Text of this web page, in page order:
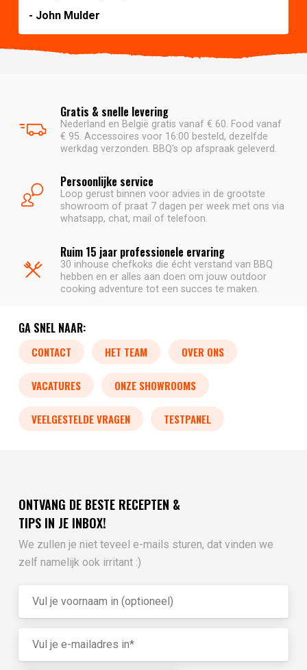
- John Mulder
Gratis & snelle levering
Nederland en België gratis vanaf € 60. Food vanaf
€ 95. Accessoires voor 16:00 besteld, dezelfde
werkdag verzonden. BBQ's op afspraak geleverd.
Persoonlijke service
Loop gerust binnen voor advies in de grootste
showroom of praat 7 dagen per week met ons via
whatsapp, chat, mail of telefoon.
Ruim 15 jaar professionele ervaring
30 inhouse chefkoks die écht verstand van BBQ
hebben en er alles aan doen om jouw outdoor
cooking adventure tot een succes te maken.
GA SNEL NAAR:
CONTACT HET TEAM OVER ONS
VACATURES ONZE SHOWROOMS
VEELGESTELDE VRAGEN TESTPANEL
ONTVANG DE BESTE RECEPTEN &
TIPS IN JE INBOX!
We zullen je niet teveel e-mails sturen, dat vinden we
zelf namelijk ook irritant :)